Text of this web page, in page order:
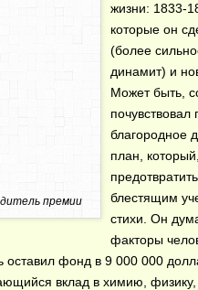
премии
жизни: 1833-
которые он
(более
динамит) и
Может быть,
почувствовал
благородное
план,
блестящим
стихи. Он
факторы
фонд в 9 000 000
вклад в химию,